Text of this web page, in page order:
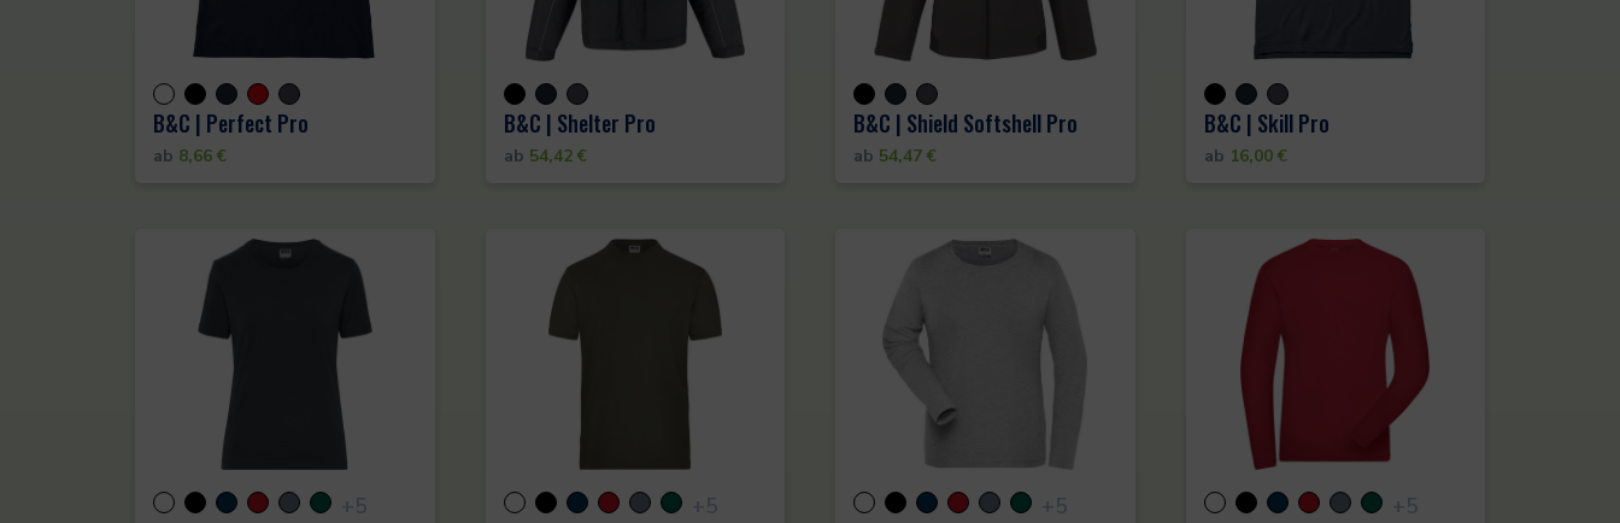
B&C | Perfect Pro
ab 8,66 €
B&C | Shelter Pro
ab 54,42 €
B&C | Shield Softshell Pro
ab 54,47 €
B&C | Skill Pro
ab 16,00 €
+5 +5 +5 +5